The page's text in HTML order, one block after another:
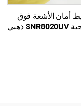
أمان الأشعة فوق
البنفسجية SNR8020UV ذهبي